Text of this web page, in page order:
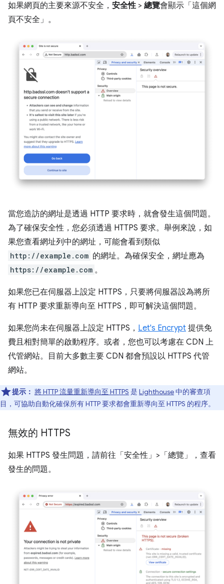
如果網頁的主要來源不安全，安全性> 總覽會顯示「這個網
頁不安全」 。
當您造訪的網址是透過 HTTP 要求時，就會發生這個問題。
為了確保安全性，您必須透過 HTTPS 要求。舉例來說，如
果您查看網址列中的網址，可能會看到類似
http://example.com 的網址。為確保安全，網址應為
https://example.com 。
如果您已在伺服器上設定 HTTPS，只要將伺服器設為將所
有 HTTP 要求重新導向至 HTTPS，即可解決這個問題。
如果您尚未在伺服器上設定 HTTPS， Let's Encrypt 提供免
費且相對簡單的啟動程序。或者，您也可以考慮在 CDN 上
代管網站。目前大多數主要 CDN 都會預設以 HTTPS 代管
網站。
提示： 將 HTTP 流量重新導向至 HTTPS 是 Lighthouse中的審查項
目，可協助自動化確保所有 HTTP 要求都會重新導向至 HTTPS 的程序。
無效的 HTTPS
如果 HTTPS 發生問題，請前往「安全性」 >「總覽」
，查看
發生的問題。